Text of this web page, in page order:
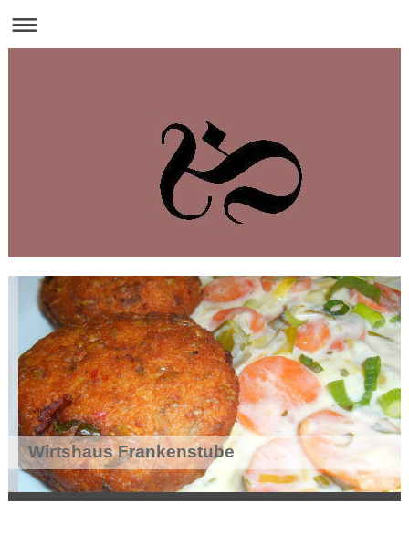
Wirtshaus Frankenstube